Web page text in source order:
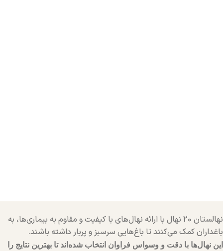
نهالستان 20 نهال با ارائه نهال‌های با کیفیت و مقاوم به بیماری‌ها، به
باغداران کمک می‌کنند تا باغ‌هایی سرسبز و پربار داشته باشند.
این نهال‌ها با دقت و وسواس فراوان انتخاب شده‌اند تا بهترین نتایج را